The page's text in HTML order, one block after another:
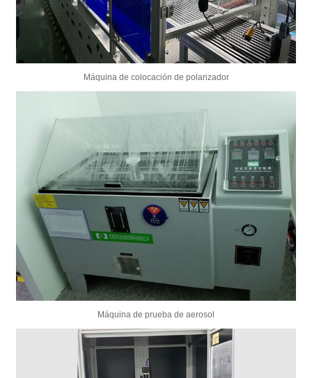
Máquina de colocación de polarizador
Máquina de prueba de aerosol